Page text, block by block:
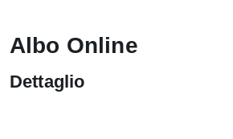
Albo Online
Dettaglio